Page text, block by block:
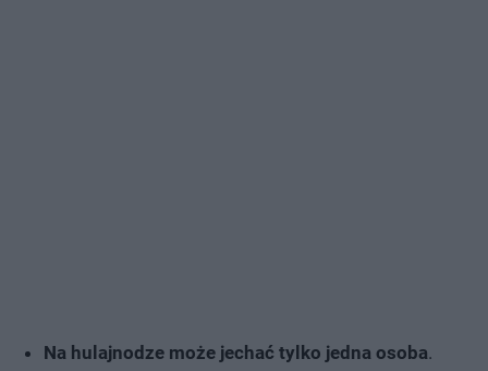
Na hulajnodze może jechać tylko jedna osoba.